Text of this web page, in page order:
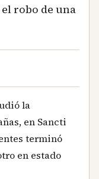
robo de una
la
en Sancti
terminó
en estado